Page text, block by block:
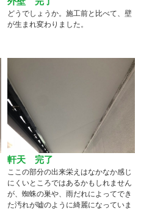
どうでしょうか。施工前と比べて、壁
が生まれ変わりました。
軒天 完了
ここの部分の出来栄えはなかなか感じ
にくいところではあるかもしれません
が、蜘蛛の巣や、雨だれによってでき
た汚れが嘘のように綺麗になっていま